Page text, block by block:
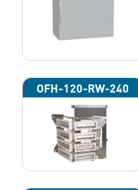
OFH-120-RW-240